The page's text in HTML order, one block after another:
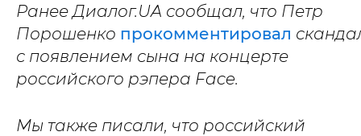
Ранее Диалог.UA сообщал, что Петр
Порошенко прокомментировал
с появлением сына на концерте
российского рэпера Face.
Мы также писали, что российский